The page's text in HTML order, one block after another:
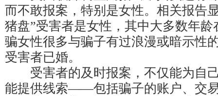
而不敢报案，特别是女性。相关报告
猪盘”受害者是女性，其中大多数年龄
骗女性很多与骗子有过浪漫或暗示性
受害者已婚。
受害者的及时报案，不仅能为自
能提供线索——包括骗子的账户、交